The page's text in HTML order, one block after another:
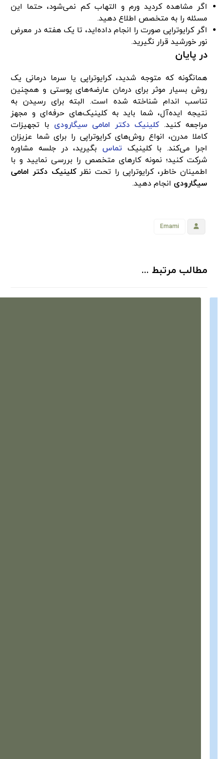
اگر مشاهده کردید ورم و التهاب کم نمی‌شود، حتما این
مسئله را به متخصص اطلاع دهید.
اگر کرایوتراپی صورت را انجام داده‌اید، تا یک هفته در معرض
نور خورشید قرار نگیرید.
در پایان
همانگونه که متوجه شدید، کرایوتراپی یا سرما درمانی یک
روش بسیار موثر برای درمان عارضه‌های پوستی و همچنین
تناسب اندام شناخته شده است. البته برای رسیدن به
نتیجه ایده‌آل، شما باید به کلینیک‌های حرفه‌ای و مجهز
مراجعه کنید. کلینیک دکتر امامی سیگارودی با تجهیزات
کاملا مدرن، انواع روش‌های کرایوتراپی را برای شما عزیزان
اجرا می‌کند. با کلینیک تماس بگیرید، در جلسه مشاوره
شرکت کنید؛ نمونه کارهای متخصص را بررسی نمایید و با
اطمینان خاطر، کرایوتراپی را تحت نظرکلینیک دکتر امامی
سیگارودی انجام دهید.
Emami
مطالب مرتبط ...